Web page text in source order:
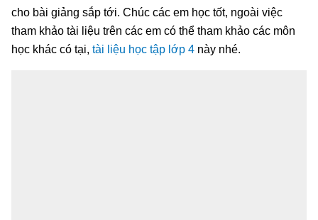
cho bài giảng sắp tới. Chúc các em học tốt, ngoài việc
tham khảo tài liệu trên các em có thể tham khảo các môn
học khác có tại, tài liệu học tập lớp 4 này nhé.